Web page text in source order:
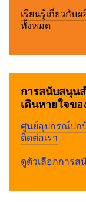
เรียนรู้เกี่ยวกับ
ทั้งหมด
การสนับสนุน
เดินหายใจขอ
ศูนย์อุปกรณ์ปก
ติดต่อเรา
ดูตัวเลือกการ